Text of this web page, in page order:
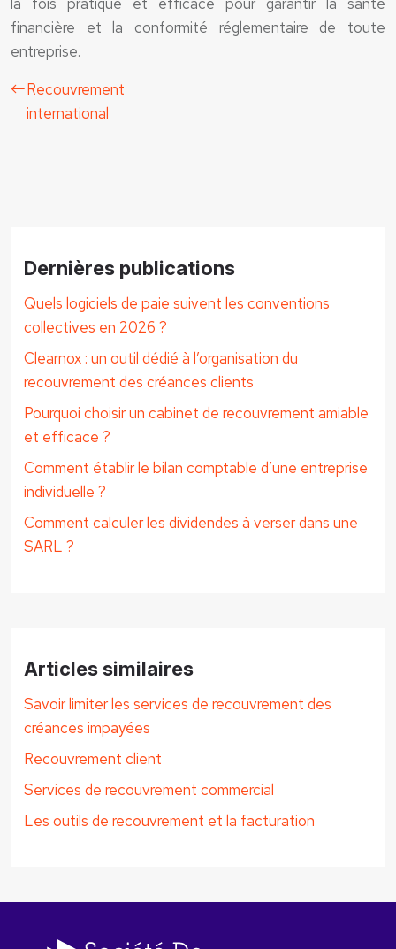
financière et la conformité réglementaire de toute
entreprise.
Recouvrement
international
Dernières publications
Quels logiciels de paie suivent les conventions
collectives en 2026 ?
Clearnox : un outil dédié à l’organisation du
recouvrement des créances clients
Pourquoi choisir un cabinet de recouvrement amiable
et efficace ?
Comment établir le bilan comptable d’une entreprise
individuelle ?
Comment calculer les dividendes à verser dans une
SARL ?
Articles similaires
Savoir limiter les services de recouvrement des
créances impayées
Recouvrement client
Services de recouvrement commercial
Les outils de recouvrement et la facturation